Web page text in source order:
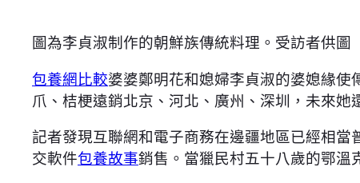
圖為李貞淑制作的朝鮮族傳統料理。受訪者供圖
包養網比較婆婆鄭明花和媳婦李貞淑的婆媳緣使
爪、桔梗遠銷北京、河北、廣州、深圳，未來她
記者發現互聯網和電子商務在邊疆地區已經相
交軟件包養故事銷售。當獵民村五十八歲的鄂溫